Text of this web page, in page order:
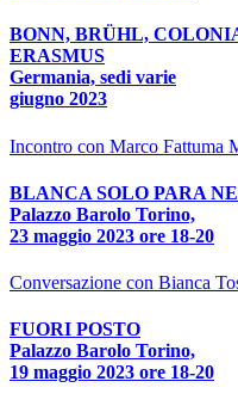
BONN, BRÜHL,
ERASMUS
Germania, sedi varie
giugno 2023
Incontro con Marco Fattuma
BLANCA SOLO PARA
Palazzo Barolo Torino,
23 maggio 2023 ore 18-20
Conversazione con Bianca
FUORI POSTO
Palazzo Barolo Torino,
19 maggio 2023 ore 18-20